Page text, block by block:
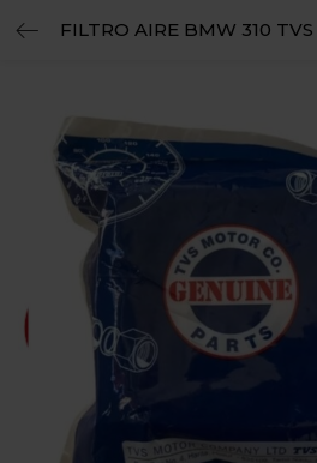
FILTRO AIRE BMW 310 TVS
LOGIN
Enter your username and password
Remember me
Login
Lost